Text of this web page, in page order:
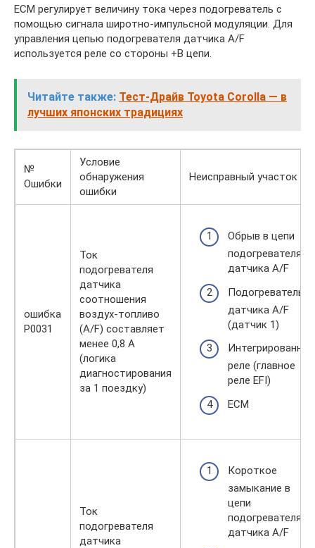
ECM регулирует величину тока через подогреватель с
помощью сигнала широтно-импульсной модуляции. Для
управления цепью подогревателя датчика A/F
используется реле со стороны +B цепи.
Читайте также: Тест-Драйв Toyota Corolla — в
лучших японских традициях
№
Ошибки
Условие
обнаружения
ошибки
Неисправный участок
ошибка
P0031
Ток
подогревателя
датчика
соотношения
воздух-топливо
(A/F) составляет
менее 0,8 А
(логика
диагностирования
за 1 поездку)
Обрыв в цепи
подогревателя
датчика A/F
Подогреватель
датчика A/F
(датчик 1)
Интегрированное
реле (главное
реле EFI)
ECM
Ток
подогревателя
датчика
Короткое
замыкание в
цепи
подогревателя
датчика A/F